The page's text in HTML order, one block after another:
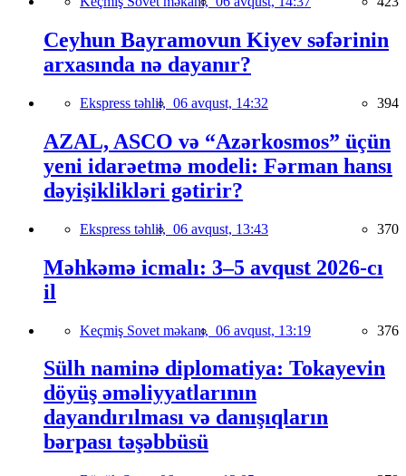
Ceyhun Bayramovun Kiyev səfərinin
arxasında nə dayanır?
Ekspress təhlil, 06 avqust, 14:32 394
AZAL, ASCO və “Azərkosmos” üçün
yeni idarəetmə modeli: Fərman hansı
dəyişiklikləri gətirir?
Ekspress təhlil, 06 avqust, 13:43 370
Məhkəmə icmalı: 3–5 avqust 2026-cı
il
Keçmiş Sovet məkanı, 06 avqust, 13:19 376
Sülh naminə diplomatiya: Tokayevin
döyüş əməliyyatlarının
dayandırılması və danışıqların
bərpası təşəbbüsü